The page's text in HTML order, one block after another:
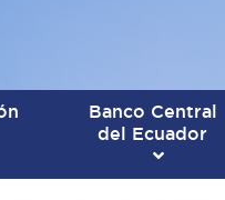
Banco Central
del Ecuador